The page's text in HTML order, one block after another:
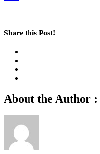
Share this Post!
About the Author :